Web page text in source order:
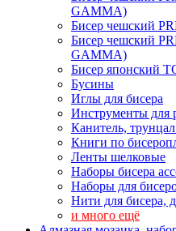
GAMMA)
Бисер чешский
Бисер чешский
GAMMA)
Бисер японский
Бусины
Иглы для бисера
Инструменты для
Канитель,
Книги по
Ленты шелковые
Наборы бисера
Наборы для
Нити для бисера,
и много ещё